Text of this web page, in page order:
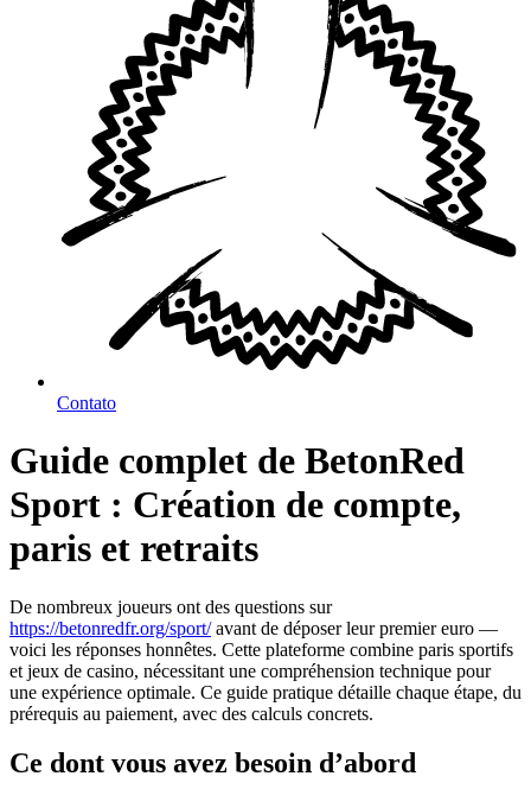
Contato
Guide complet de BetonRed
Sport : Création de compte,
paris et retraits
De nombreux joueurs ont des questions sur
https://betonredfr.org/sport/avant de déposer leur premier euro —
voici les réponses honnêtes. Cette plateforme combine paris sportifs
et jeux de casino, nécessitant une compréhension technique pour
une expérience optimale. Ce guide pratique détaille chaque étape, du
prérequis au paiement, avec des calculs concrets.
Ce dont vous avez besoin d’abord